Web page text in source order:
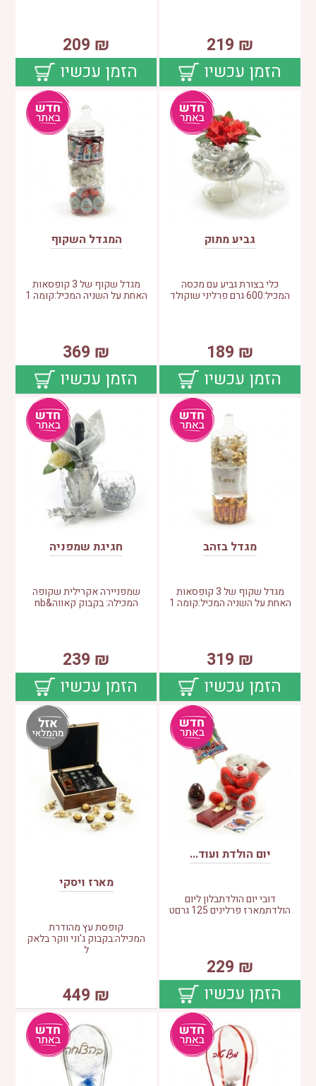
₪
219
הזמן עכשיו
₪
209
הזמן עכשיו
גביע מתוק
כלי בצורת גביע עם מכסה
המכיל:600 גרם פרליני שוקולד
₪
189
הזמן עכשיו
המגדל השקוף
מגדל שקוף של 3 קופסאות
האחת על השניה המכיל:קומה 1
₪
369
הזמן עכשיו
מגדל בזהב
מגדל שקוף של 3 קופסאות
האחת על השניה המכיל:קומה 1
₪
319
הזמן עכשיו
חגיגת שמפניה
שמפניירה אקרילית שקופה
המכילה: בקבוק קאווה&nb
₪
239
הזמן עכשיו
יום הולדת ועוד...
דובי יום הולדתבלון ליום
הולדתמארז פרלינים 125 גרםט
₪
229
הזמן עכשיו
מארז ויסקי
קופסת עץ מהודרת
המכילה:בקבוק ג'וני ווקר בלאק
ל
₪
449